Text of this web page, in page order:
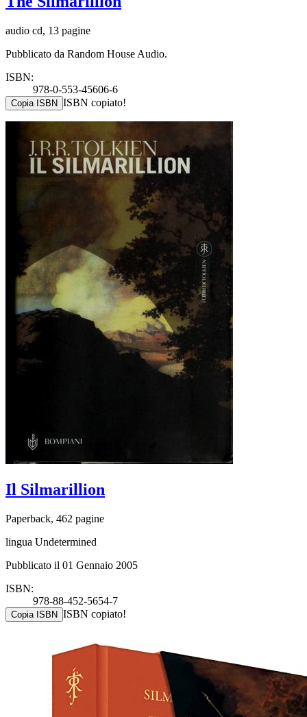
audio cd, 13 pagine
Pubblicato da Random House Audio.
ISBN:
978-0-553-45606-6
Copia ISBN ISBN copiato!
Il Silmarillion
Paperback, 462 pagine
lingua Undetermined
Pubblicato il 01 Gennaio 2005
ISBN:
978-88-452-5654-7
Copia ISBN ISBN copiato!